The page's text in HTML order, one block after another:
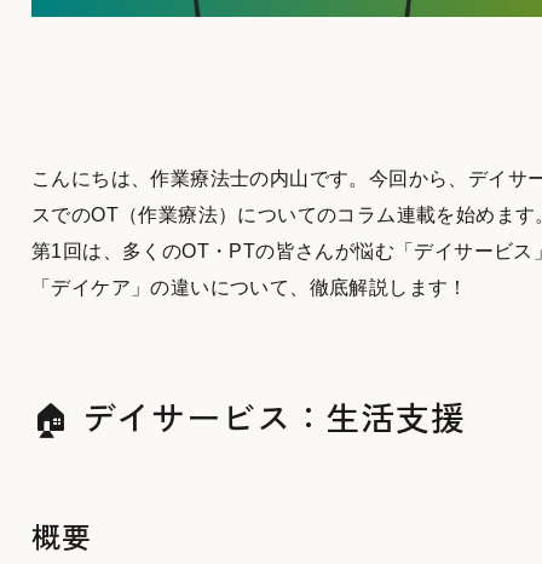
こんにちは、作業療法士の内山です。今回から、デイサ
スでのOT（作業療法）についてのコラム連載を始めます
第1回は、多くのOT・PTの皆さんが悩む「デイサービス
「デイケア」の違いについて、徹底解説します！
🏠 デイサービス：生活支援
概要